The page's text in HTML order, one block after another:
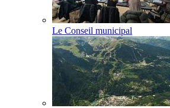
Le Conseil municipal